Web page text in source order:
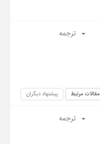
ترجمه
مقالات مرتبط پیشنهاد دیگران
ترجمه